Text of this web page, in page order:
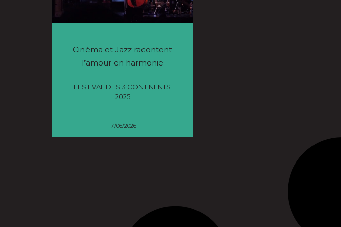
Cinéma et Jazz racontent
l’amour en harmonie
FESTIVAL DES 3 CONTINENTS
2025
17/06/2026